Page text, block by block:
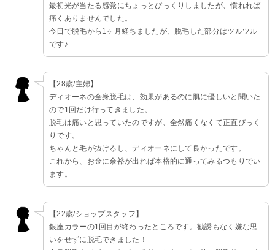
最初光が当たる感覚にちょっとびっくりしましたが、慣れれば
痛くありませんでした。
今日で脱毛から1ヶ月経ちましたが、脱毛した部分はツルツル
です♪
【28歳/主婦】
ディオーネの全身脱毛は、効果があるのに肌に優しいと聞いた
ので1回だけ行ってきました。
脱毛は痛いと思っていたのですが、全然痛くなくて正直びっく
りです。
ちゃんと毛が抜けるし、ディオーネにして良かったです。
これから、お金に余裕が出れば本格的に通ってみるつもりでい
ます。
【22歳/ショップスタッフ】
銀座カラーの1回目が終わったところです。勧誘もなく嫌な思
いをせずに脱毛できました！